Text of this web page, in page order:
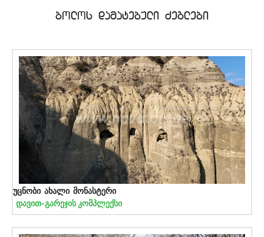
bolos damatebuli Zeglebi
უცნობი ახალი მონასტერი
დავით-გარეჯის კომპლექსი